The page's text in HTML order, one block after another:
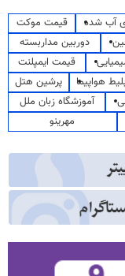
آب شده
قیمت موکت
دوربین مداربسته
قیمت ایمپلنت
بلیط هواپیما
پرشین هتل
آموزشگاه زبان ملل
مهرینو